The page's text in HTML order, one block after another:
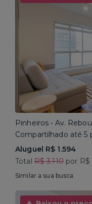
Pinheiros • Av.
Compartilhado até 5
Aluguel R$ 1.594
Total R$ 3.110por R$
Similar a sua busca